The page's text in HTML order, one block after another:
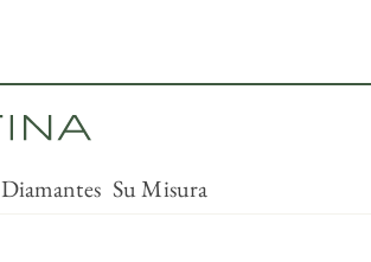
Diamantes Su Misura